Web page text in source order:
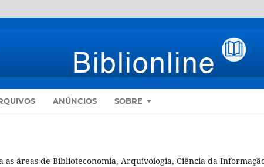
ANÚNCIOS SOBRE
áreas de Biblioteconomia, Arquivologia, Ciência da